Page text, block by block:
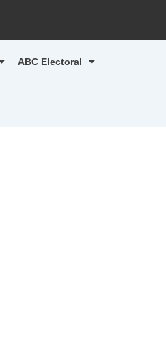
ABC Electoral